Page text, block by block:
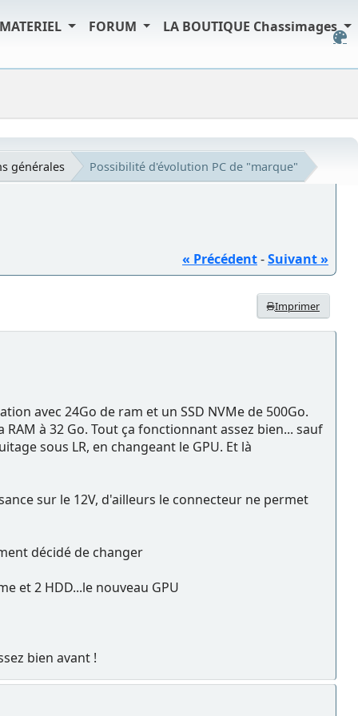
FORUM LA BOUTIQUE Chassimages
générales Possibilité d'évolution PC de "marque"
« Précédent-Suivant »
Imprimer
avec 24Go de ram et un SSD NVMe de 500Go.
RAM à 32 Go. Tout ça fonctionnant assez bien... sauf
sous LR, en changeant le GPU. Et là
sur le 12V, d'ailleurs le connecteur ne permet
décidé de changer
et 2 HDD...le nouveau GPU
bien avant !